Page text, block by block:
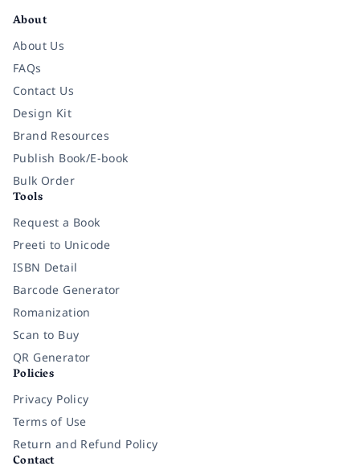
About
About Us
FAQs
Contact Us
Design Kit
Brand Resources
Publish Book/E-book
Bulk Order
Tools
Request a Book
Preeti to Unicode
ISBN Detail
Barcode Generator
Romanization
Scan to Buy
QR Generator
Policies
Privacy Policy
Terms of Use
Return and Refund Policy
Contact